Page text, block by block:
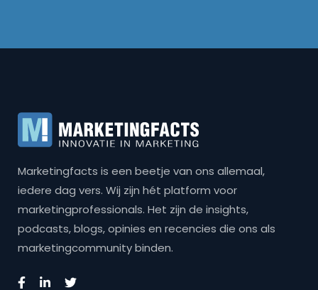
Marketingfacts is een beetje van ons allemaal,
iedere dag vers. Wij zijn hét platform voor
marketingprofessionals. Het zijn de insights,
podcasts, blogs, opinies en recencies die ons als
marketingcommunity binden.